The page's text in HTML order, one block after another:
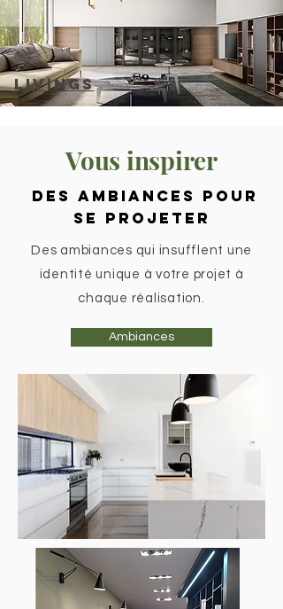
LIVINGs
Vous inspirer
DES AMBIANCES POUR
SE PROJETER
Des ambiances qui insufflent une
identité unique à votre projet à
chaque réalisation.
Ambiances